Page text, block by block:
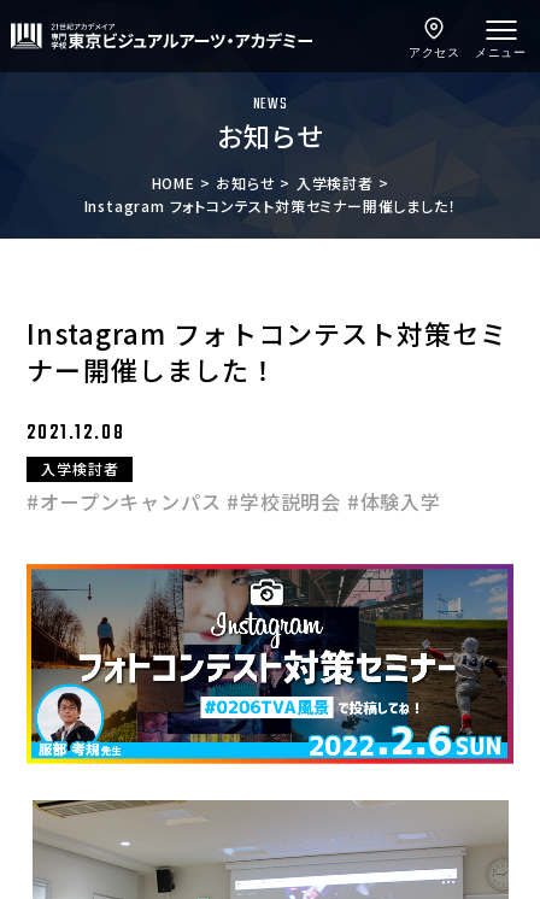
メニュー
アクセス
NEWS
お知らせ
HOME お知らせ
入学検討者
Instagram フォトコンテスト対策セミナー開催しました！
Instagram フォトコンテスト対策セミ
ナー開催しました！
2021.12.08
入学検討者
#オープンキャンパス #学校説明会 #体験入学